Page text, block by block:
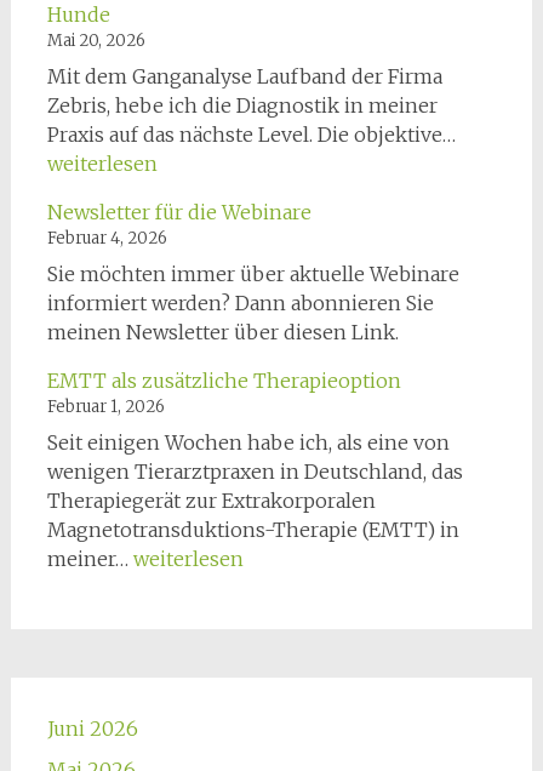
Hunde
Mai 20, 2026
Mit dem Ganganalyse Laufband der Firma
Zebris, hebe ich die Diagnostik in meiner
Praxis auf das nächste Level. Die objektive…
weiterlesen
Newsletter für die Webinare
Februar 4, 2026
Sie möchten immer über aktuelle Webinare
informiert werden? Dann abonnieren Sie
meinen Newsletter über diesen Link.
EMTT als zusätzliche Therapieoption
Februar 1, 2026
Seit einigen Wochen habe ich, als eine von
wenigen Tierarztpraxen in Deutschland, das
Therapiegerät zur Extrakorporalen
Magnetotransduktions-Therapie (EMTT) in
meiner… EMTT
weiterlesen
Juni 2026